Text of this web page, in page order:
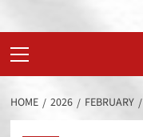
Menu
HOME 2026 FEBRUARY